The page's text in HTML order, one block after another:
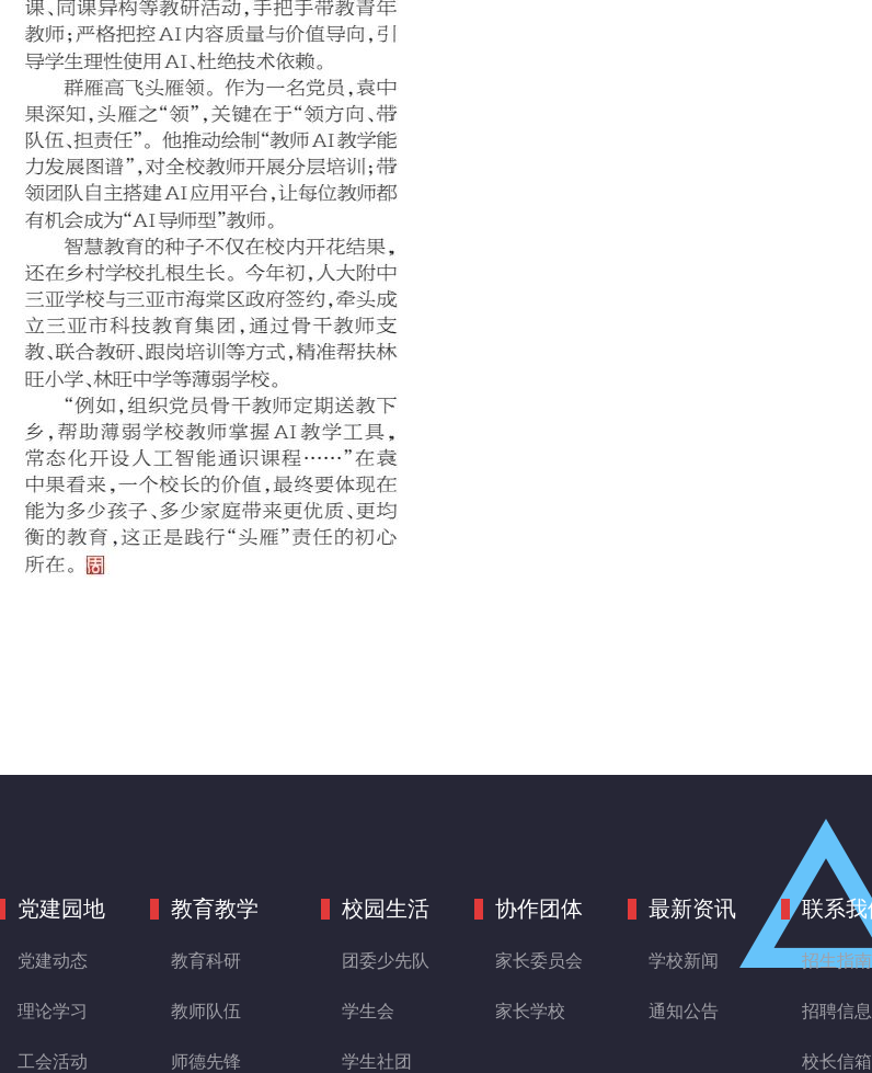
党建园地
党建动态
理论学习
工会活动
教育教学
教育科研
教师队伍
师德先锋
校园生活
团委少先队
学生会
学生社团
协作团体
家长委员会
家长学校
最新资讯
学校新闻
通知公告
联系我
招生指南
招聘信息
校长信箱